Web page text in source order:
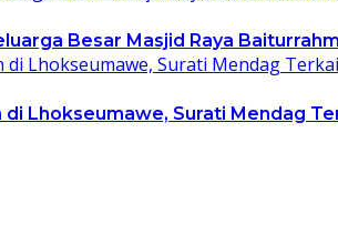
Besar Masjid Raya
di Lhokseumawe, Surati Mendag